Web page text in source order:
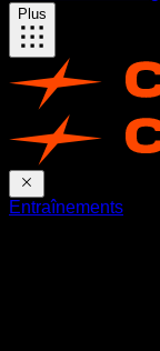
Plus
Entraînements